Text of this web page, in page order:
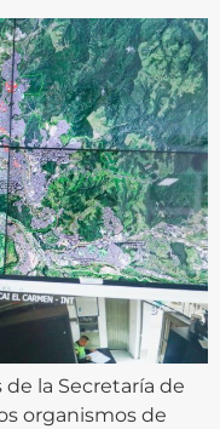
de la Secretaría de
organismos de